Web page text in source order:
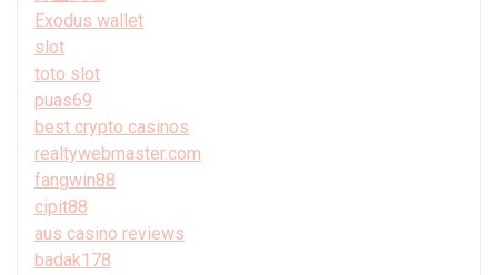
Exodus wallet
slot
toto slot
puas69
best crypto casinos
realtywebmaster.com
fangwin88
cipit88
aus casino reviews
badak178